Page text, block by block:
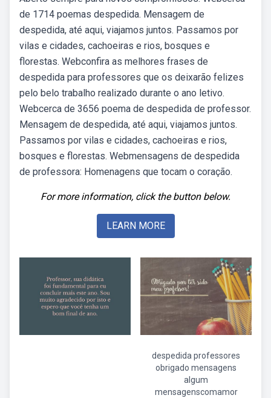
de 1714 poemas despedida. Mensagem de
despedida, até aqui, viajamos juntos. Passamos por
vilas e cidades, cachoeiras e rios, bosques e
florestas. Webconfira as melhores frases de
despedida para professores que os deixarão felizes
pelo belo trabalho realizado durante o ano letivo.
Webcerca de 3656 poema de despedida de professor.
Mensagem de despedida, até aqui, viajamos juntos.
Passamos por vilas e cidades, cachoeiras e rios,
bosques e florestas. Webmensagens de despedida
de professora: Homenagens que tocam o coração.
For more information, click the button below.
LEARN MORE
despedida professores
obrigado mensagens
algum
mensagenscomamor